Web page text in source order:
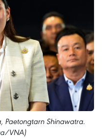
Paetongtarn Shinawatra.
VNA)